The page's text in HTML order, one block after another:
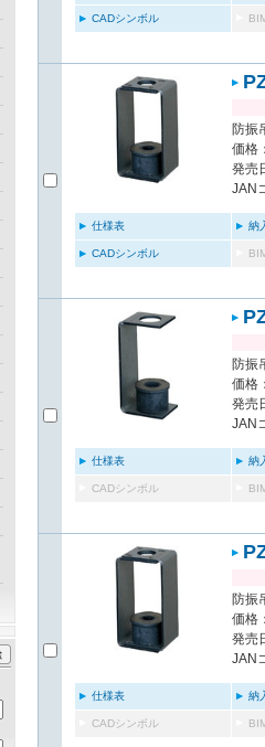
CADシンボル
防振
価格
発売
JAN
仕様表 納
CADシンボル
防振
価格
発売
JAN
仕様表 納
CADシンボル
防振
価格
発売
JAN
仕様表 納
CADシンボル